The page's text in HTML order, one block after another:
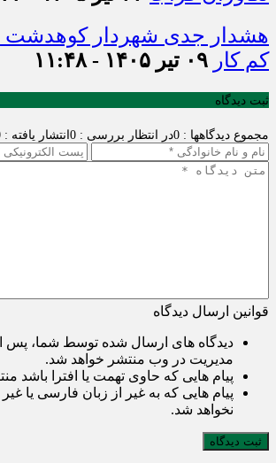
هشدار جدی شهردار کوهدشت
کم کار ۰۹ تیر ۱۴۰۵ - ۱۱:۴۸
ثبت دیدگاه
مجموع دیدگاهها : 0 در انتظار بررسی : 0 انتشار یافته : 0
قوانین ارسال دیدگاه
دیدگاه های ارسال شده توسط شما، پس
مدیریت در وب منتشر خواهد شد.
پیام هایی که حاوی تهمت یا افترا باشد
پیام هایی که به غیر از زبان فارسی یا
نخواهد شد.
ثبت دیدگاه